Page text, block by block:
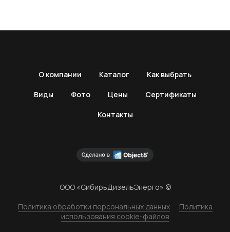
О компании Каталог Как выбрать
Виды Фото Цены Сертификаты
Контакты
ООО «СибирьДизельЭнерго» ©
Политика обработки персональных данных
Политика
использования cookie-файлов